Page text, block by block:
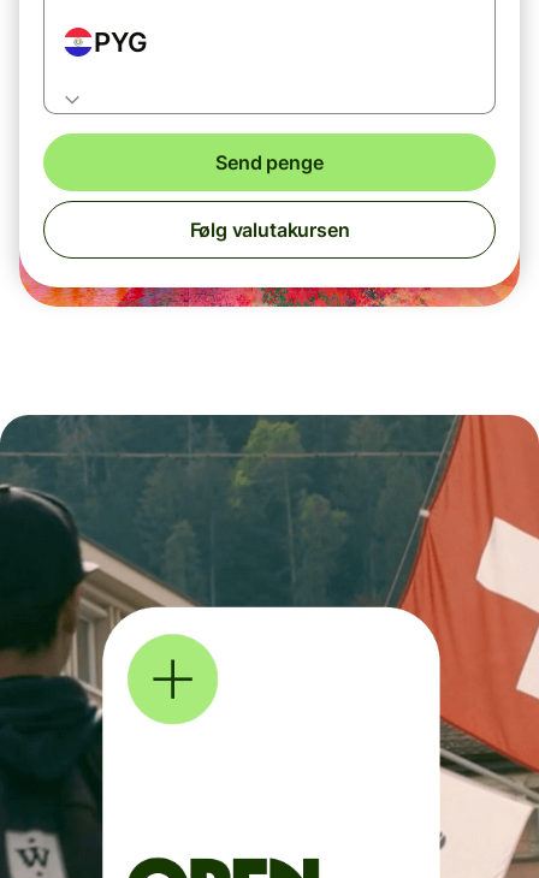
PYG
Send penge
Følg valutakursen